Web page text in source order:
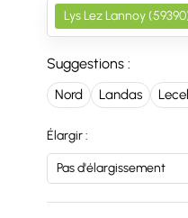
Lys Lez Lannoy
Suggestions :
Nord Landas
Élargir :